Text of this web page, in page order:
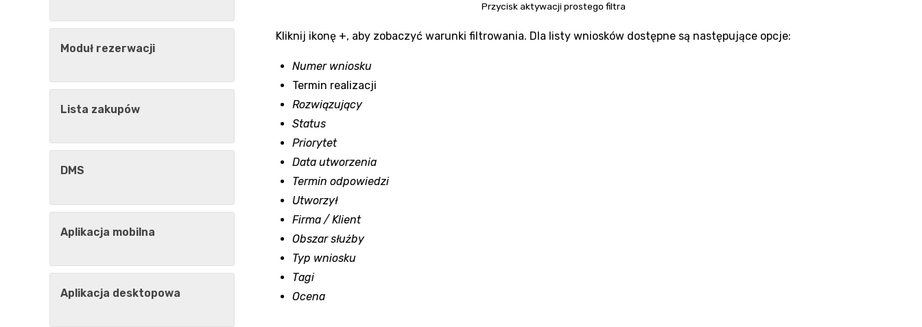
Przycisk aktywacji prostego filtra
Kliknij ikonę +, aby zobaczyć warunki filtrowania. Dla listy wniosków dostępne są następujące opcje:
Numer wniosku
Termin realizacji
Rozwiązujący
Status
Priorytet
Data utworzenia
Termin odpowiedzi
Utworzył
Firma / Klient
Obszar służby
Typ wniosku
Tagi
Ocena
Moduł rezerwacji
Lista zakupów
DMS
Aplikacja mobilna
Aplikacja desktopowa